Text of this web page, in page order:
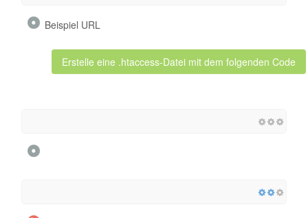
Beispiel URL
Erstelle eine .htaccess-Datei mit dem folgenden Code